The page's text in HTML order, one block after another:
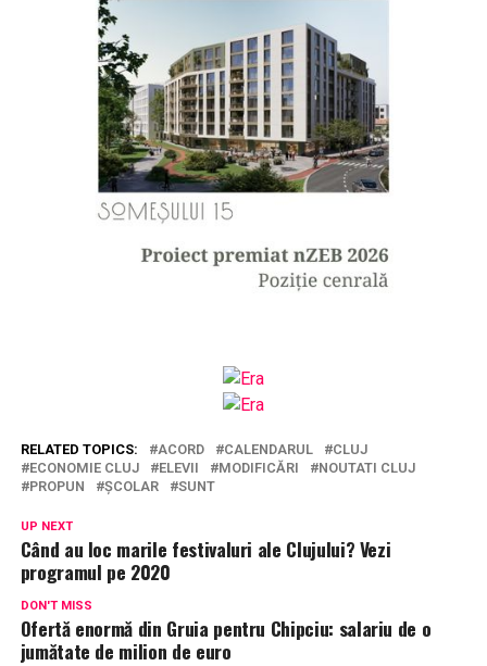
RELATED TOPICS: ACORD CALENDARUL
CLUJ
ECONOMIE CLUJ
ELEVII MODIFICĂRI
NOUTATI CLUJ
PROPUN
ȘCOLAR SUNT
UP NEXT
Când au loc marile festivaluri ale Clujului? Vezi
programul pe 2020
DON'T MISS
Ofertă enormă din Gruia pentru Chipciu: salariu de o
jumătate de milion de euro